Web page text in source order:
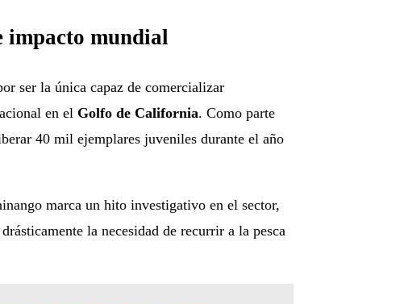
impacto mundial
ser la única capaz de comercializar
en el Golfo de California. Como parte
40 mil ejemplares juveniles durante el año
marca un hito investigativo en el sector,
la necesidad de recurrir a la pesca